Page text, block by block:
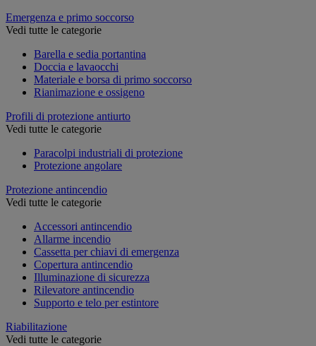
Emergenza e primo soccorso
Vedi tutte le categorie
Barella e sedia portantina
Doccia e lavaocchi
Materiale e borsa di primo soccorso
Rianimazione e ossigeno
Profili di protezione antiurto
Vedi tutte le categorie
Paracolpi industriali di protezione
Protezione angolare
Protezione antincendio
Vedi tutte le categorie
Accessori antincendio
Allarme incendio
Cassetta per chiavi di emergenza
Copertura antincendio
Illuminazione di sicurezza
Rilevatore antincendio
Supporto e telo per estintore
Riabilitazione
Vedi tutte le categorie